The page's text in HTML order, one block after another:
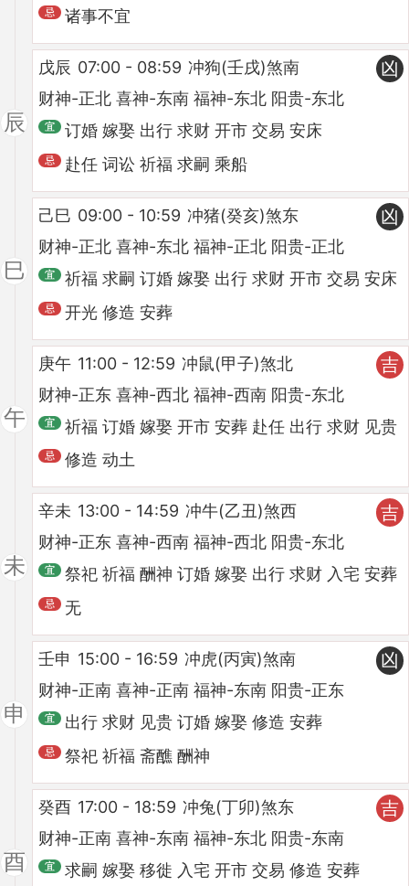
诸事不宜
辰
戊辰 07:00 - 08:59 冲狗(壬戌)煞南
财神-正北 喜神-东南 福神-东北 阳贵-东北
订婚 嫁娶 出行 求财 开市 交易 安床
赴任 词讼 祈福 求嗣 乘船
凶
巳
己巳 09:00 - 10:59 冲猪(癸亥)煞东
财神-正北 喜神-东北 福神-正北 阳贵-正北
祈福 求嗣 订婚 嫁娶 出行 求财 开市 交易 安床
开光 修造 安葬
凶
午
庚午 11:00 - 12:59 冲鼠(甲子)煞北
财神-正东 喜神-西北 福神-西南 阳贵-东北
祈福 订婚 嫁娶 开市 安葬 赴任 出行 求财 见贵
修造 动土
吉
未
辛未 13:00 - 14:59 冲牛(乙丑)煞西
财神-正东 喜神-西南 福神-西北 阳贵-东北
祭祀 祈福 酬神 订婚 嫁娶 出行 求财 入宅 安葬
无
吉
申
壬申 15:00 - 16:59 冲虎(丙寅)煞南
财神-正南 喜神-正南 福神-东南 阳贵-正东
出行 求财 见贵 订婚 嫁娶 修造 安葬
祭祀 祈福 斋醮 酬神
凶
酉
癸酉 17:00 - 18:59 冲兔(丁卯)煞东
财神-正南 喜神-东南 福神-东北 阳贵-东南
求嗣 嫁娶 移徙 入宅 开市 交易 修造 安葬
吉